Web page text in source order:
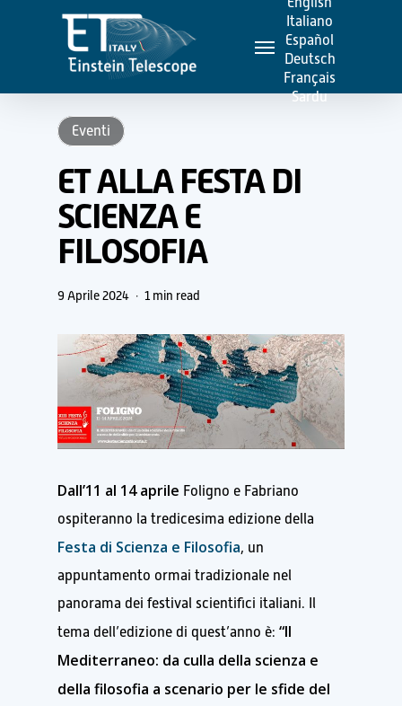
content
Menu
Italiano
Español
Deutsch
Français
Sardu
Eventi
ET ALLA FESTA DI
SCIENZA E
FILOSOFIA
9 Aprile 2024 1 min read
Dall’11 al 14 aprile Foligno e Fabriano
ospiteranno la tredicesima edizione della
Festa di Scienza e Filosofia, un
appuntamento ormai tradizionale nel
panorama dei festival scientifici italiani. Il
tema dell’edizione di quest’anno è: “Il
Mediterraneo: da culla della scienza e
della filosofia a scenario per le sfide del